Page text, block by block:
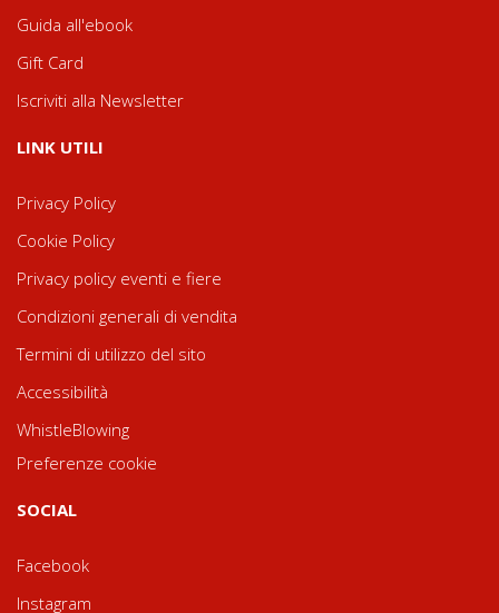
Guida all'ebook
Gift Card
Iscriviti alla Newsletter
LINK UTILI
Privacy Policy
Cookie Policy
Privacy policy eventi e fiere
Condizioni generali di vendita
Termini di utilizzo del sito
Accessibilità
WhistleBlowing
Preferenze cookie
SOCIAL
Facebook
Instagram